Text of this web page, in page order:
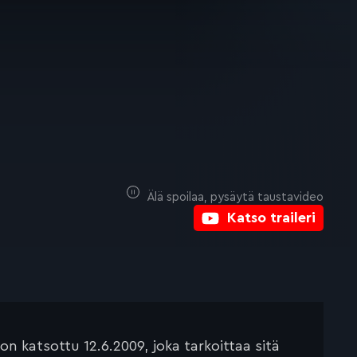
Katso traileri
Älä spoilaa, pysäytä taustavideo
katsottu 12.6.2009, joka tarkoittaa sitä